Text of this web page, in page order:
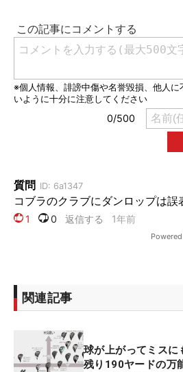
関連記事
球が上がってミスに
残り190ヤードの万